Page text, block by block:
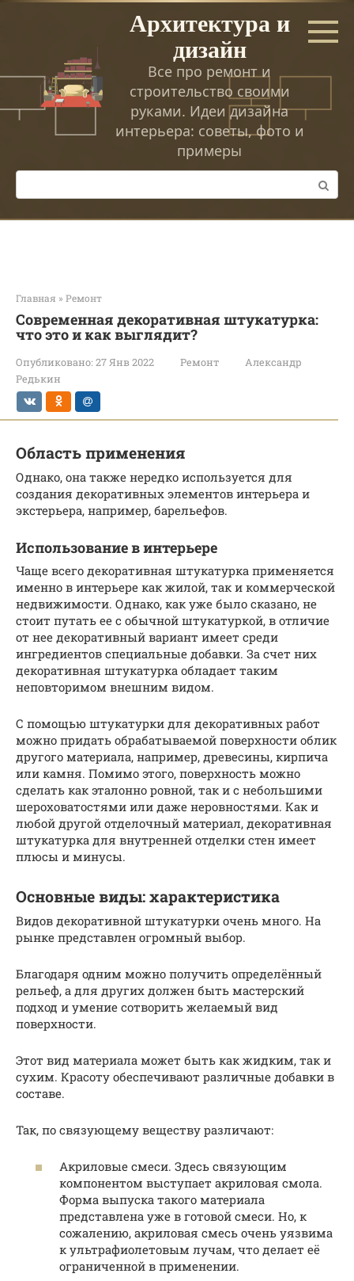
Перейти
Архитектура и
дизайн
Все про ремонт и
строительство своими
руками. Идеи дизайна
интерьера: советы, фото и
примеры
Поиск:
Главная » Ремонт
Современная декоративная штукатурка:
что это и как выглядит?
Опубликовано: 27 Янв 2022 Ремонт
Александр
Редькин
Область применения
Однако, она также нередко используется для
создания декоративных элементов интерьера и
экстерьера, например, барельефов.
Использование в интерьере
Чаще всего декоративная штукатурка применяется
именно в интерьере как жилой, так и коммерческой
недвижимости. Однако, как уже было сказано, не
стоит путать ее с обычной штукатуркой, в отличие
от нее декоративный вариант имеет среди
ингредиентов специальные добавки. За счет них
декоративная штукатурка обладает таким
неповторимом внешним видом.
С помощью штукатурки для декоративных работ
можно придать обрабатываемой поверхности облик
другого материала, например, древесины, кирпича
или камня. Помимо этого, поверхность можно
сделать как эталонно ровной, так и с небольшими
шероховатостями или даже неровностями. Как и
любой другой отделочный материал, декоративная
штукатурка для внутренней отделки стен имеет
плюсы и минусы.
Основные виды: характеристика
Видов декоративной штукатурки очень много. На
рынке представлен огромный выбор.
Благодаря одним можно получить определённый
рельеф, а для других должен быть мастерский
подход и умение сотворить желаемый вид
поверхности.
Этот вид материала может быть как жидким, так и
сухим. Красоту обеспечивают различные добавки в
составе.
Так, по связующему веществу различают:
Акриловые смеси. Здесь связующим
компонентом выступает акриловая смола.
Форма выпуска такого материала
представлена уже в готовой смеси. Но, к
сожалению, акриловая смесь очень уязвима
к ультрафиолетовым лучам, что делает её
ограниченной в применении.